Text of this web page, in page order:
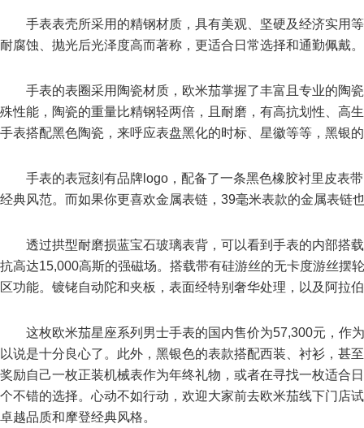
手表表壳所采用的精钢材质，具有美观、坚硬及经济实用
耐腐蚀、抛光后光泽度高而著称，更适合日常选择和通勤佩戴。
手表的表圈采用陶瓷材质，欧米茄掌握了丰富且专业的陶
殊性能，陶瓷的重量比精钢轻两倍，且耐磨，有高抗划性、高
手表搭配黑色陶瓷，来呼应表盘黑化的时标、星徽等等，黑银
手表的表冠刻有品牌logo，配备了一条黑色橡胶衬里皮表
经典风范。而如果你更喜欢金属表链，39毫米表款的金属表链
透过拱型耐磨损蓝宝石玻璃表背，可以看到手表的内部搭
抗高达15,000高斯的强磁场。搭载带有硅游丝的无卡度游丝摆
区功能。镀铑自动陀和夹板，表面经特别奢华处理，以及阿拉
这枚欧米茄星座系列男士手表的国内售价为57,300元，作
以说是十分良心了。此外，黑银色的表款搭配西装、衬衫，甚
奖励自己一枚正装机械表作为年终礼物，或者在寻找一枚适合
个不错的选择。心动不如行动，欢迎大家前去欧米茄线下门店
卓越品质和摩登经典风格。